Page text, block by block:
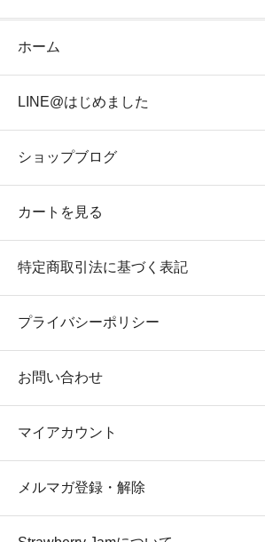
ホーム
LINE@はじめました
ショップブログ
カートを見る
特定商取引法に基づく表記
プライバシーポリシー
お問い合わせ
マイアカウント
メルマガ登録・解除